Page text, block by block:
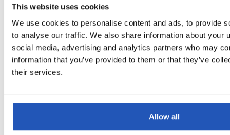
This website uses cookies
We use cookies to personalise content and ads, to provide
to analyse our traffic. We also share information about your
social media, advertising and analytics partners who may
information that you’ve provided to them or that they’ve
their services.
Allow all
Kysymykset ja vastaukset
Kuinka paljon minun pitäisi käyttää
parhaan tuloksen saavuttamiseksi?
→
Onko Sterisol Käsidesi Etanoli tehokas